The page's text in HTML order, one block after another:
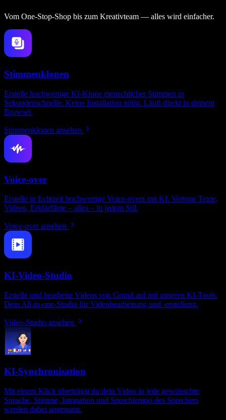
Vom One‑Stop‑Shop bis zum Kreativteam — alles wird einfacher.
Stimmenklonen
Erstelle hochwertige KI-Klone menschlicher Stimmen in
Sekundenschnelle. Keine Installation nötig. Läuft direkt in deinem
Browser.
Stimmenklonen ansehen
Voice-over
Erstelle in Echtzeit hochwertige Voice-overs mit KI. Vertone Texte,
Videos, Erklärfilme – alles – in jedem Stil.
Voice-over ansehen
KI-Video-Studio
Erstelle und bearbeite Videos von Grund auf mit unseren KI-Tools.
Dein All‑in‑one-Studio für Videobearbeitung und -erstellung.
Video-Studio ansehen
KI-Synchronisation
Mit einem Klick überträgst du dein Video in jede gewünschte
Sprache. Stimme, Intonation und Sprechtempo des Sprechers
werden dabei angepasst.